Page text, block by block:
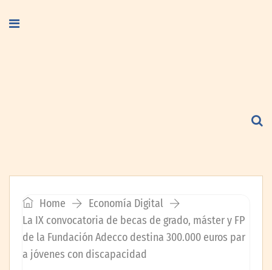
Home
Economía Digital
La IX convocatoria de becas de grado, máster y FP
de la Fundación Adecco destina 300.000 euros par
a jóvenes con discapacidad